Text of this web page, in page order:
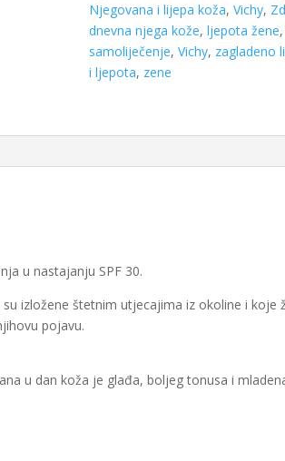
Njegovana i lijepa koža,Vichy,
dnevna njega kože,ljepota žene
samoliječenje,Vichy, zagladeno
i ljepota, zene
u nastajanju SPF 30.
izložene štetnim utjecajima iz okoline i koje
pojavu.
u dan koža je glađa, boljeg tonusa i